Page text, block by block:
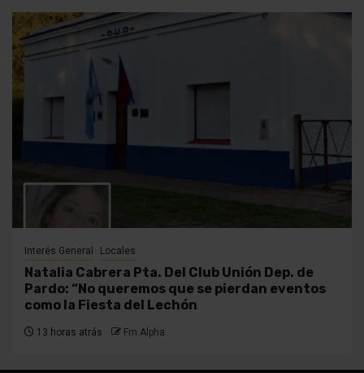
Interés General Locales
Natalia Cabrera Pta. Del Club Unión Dep. de
Pardo: “No queremos que se pierdan eventos
como la Fiesta del Lechón
13 horas atrás Fm Alpha